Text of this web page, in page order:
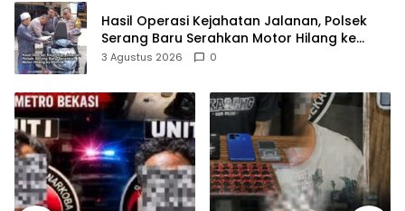
Hasil Operasi Kejahatan Jalanan, Polsek
Serang Baru Serahkan Motor Hilang ke
Pemilik
3 Agustus 2026 0